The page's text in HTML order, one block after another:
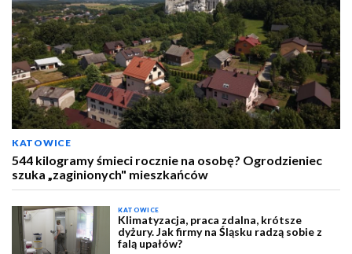
KATOWICE
544 kilogramy śmieci rocznie na osobę? Ogrodzieniec
szuka „zaginionych" mieszkańców
KATOWICE
Klimatyzacja, praca zdalna, krótsze
dyżury. Jak firmy na Śląsku radzą sobie z
falą upałów?